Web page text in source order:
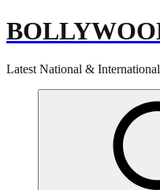
Latest National &